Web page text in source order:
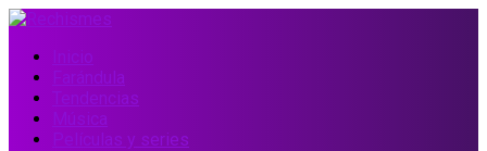
Inicio
Farándula
Tendencias
Música
Películas y series